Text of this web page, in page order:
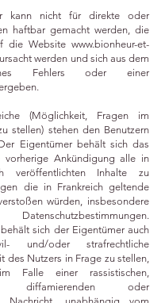
kann nicht für direkte oder
haftbar gemacht werden, die
die Website www.bionheur-et-
werden und sich aus dem
Fehlers oder einer
(Möglichkeit, Fragen im
stellen) stehen den Benutzern
Eigentümer behält sich das
vorherige Ankündigung alle in
veröffentlichten Inhalte zu
die in Frankreich geltende
würden, insbesondere
sich der Eigentümer auch
und/oder strafrechtliche
des Nutzers in Frage zu stellen,
Falle einer rassistischen,
diffamierenden oder